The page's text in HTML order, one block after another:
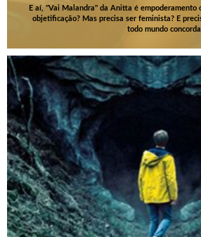
E aí, "Vai Malandra" da Anitta é empoderamento
objetificação? Mas precisa ser feminista? E
todo mundo